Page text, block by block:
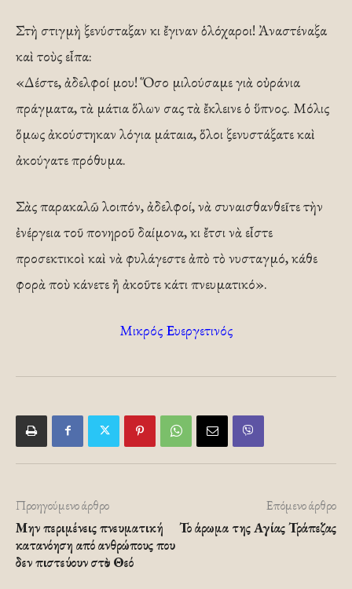
Στὴ στιγμὴ ξενύσταξαν κι ἔγιναν ὁλόχαροι! Ἀναστέναξα
καὶ τοὺς εἶπα:
«Δέστε, ἀδελφοί μου! Ὅσο μιλούσαμε γιὰ οὐράνια
πράγματα, τὰ μάτια ὅλων σας τὰ ἔκλεινε ὁ ὕπνος. Μόλις
ὅμως ἀκούστηκαν λόγια μάταια, ὅλοι ξενυστάξατε καὶ
ἀκούγατε πρόθυμα.
Σὰς παρακαλῶ λοιπόν, ἀδελφοί, νὰ συναισθανθεῖτε τὴν
ἐνέργεια τοῦ πονηροῦ δαίμονα, κι ἔτσι νὰ εἶστε
προσεκτικοὶ καὶ νὰ φυλάγεστε ἀπὸ τὸ νυσταγμό, κάθε
φορὰ ποὺ κάνετε ἢ ἀκοῦτε κάτι πνευματικό».
Μικρός Ευεργετινός
Προηγούμενο άρθρο
Μην περιμένεις πνευματική
κατανόηση από ανθρώπους που
δεν πιστεύουν στὸν Θεό
Επόμενο άρθρο
Το άρωμα της Αγίας Τράπεζας